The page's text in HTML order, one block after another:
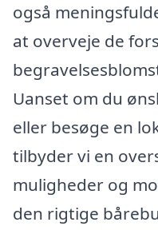
også
at overveje de
Uanset om du
eller besøge en
tilbyder vi en
muligheder og
den rigtige